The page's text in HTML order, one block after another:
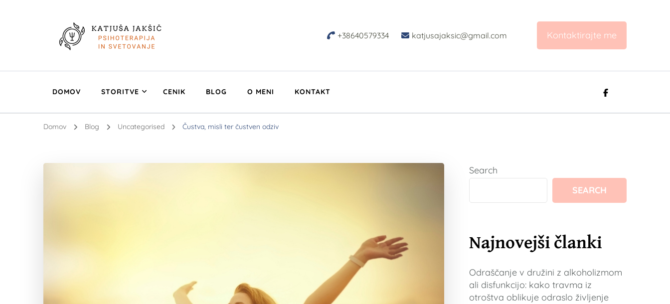
Osebna ali partnerska terapija ter svetovanje
+38640579334 katjusajaksic@gmail.com Kontaktirajte me
DOMOV STORITVE CENIK BLOG O MENI KONTAKT
Domov Blog Uncategorised Čustva, misli ter čustven odziv
Search
SEARCH
Najnovejši članki
Odraščanje v družini z alkoholizmom
ali disfunkcijo: kako travma iz
otroštva oblikuje odraslo življenje